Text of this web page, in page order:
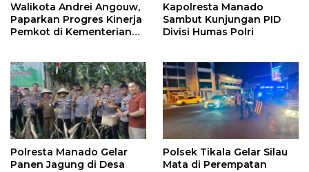
Walikota Andrei Angouw,
Paparkan Progres Kinerja
Pemkot di Kementerian
Kapolresta Manado
Sambut Kunjungan PID
Divisi Humas Polri
Polresta Manado Gelar
Panen Jagung di Desa
Polsek Tikala Gelar Silau
Mata di Perempatan